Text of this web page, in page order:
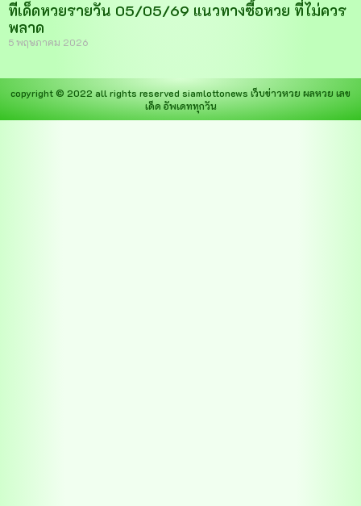
ทีเด็ดหวยรายวัน 05/05/69 แนวทางซื้อหวย ที่ไม่ควร
พลาด
5 พฤษภาคม 2026
copyright © 2022 all rights reservedsiamlottonews เว็บข่าวหวย ผลหวย เลข
เด็ด อัพเดททุกวัน